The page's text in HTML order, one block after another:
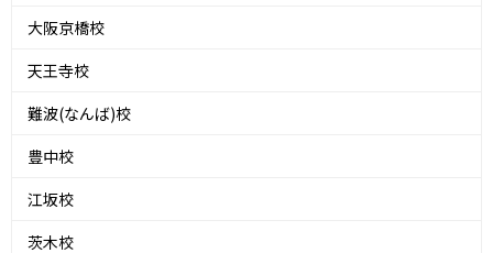
大阪京橋校
天王寺校
難波(なんば)校
豊中校
江坂校
茨木校